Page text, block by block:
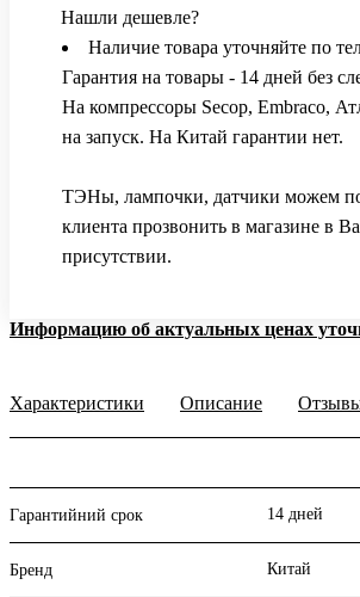
Нашли дешевле?
Наличие товара уточняйте по
Гарантия на товары - 14 дней без
На компрессоры Secop, Embraco,
на запуск. На Китай гарантии нет.
ТЭНы, лампочки, датчики можем
клиента прозвонить в магазине в
присутствии.
Информацию об актуальных ценах
Характеристики Описание
Гарантийний срок 14 дней
Бренд Китай